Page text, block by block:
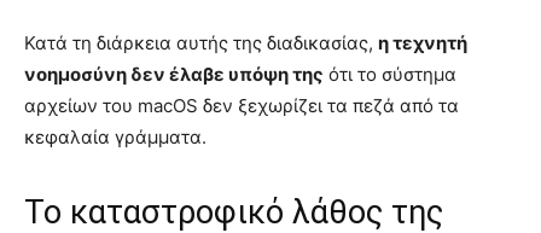
Κατά τη διάρκεια αυτής της διαδικασίας, η τεχνητή
νοημοσύνη δεν έλαβε υπόψη της ότι το σύστημα
αρχείων του macOS δεν ξεχωρίζει τα πεζά από τα
κεφαλαία γράμματα.
Το καταστροφικό λάθος της